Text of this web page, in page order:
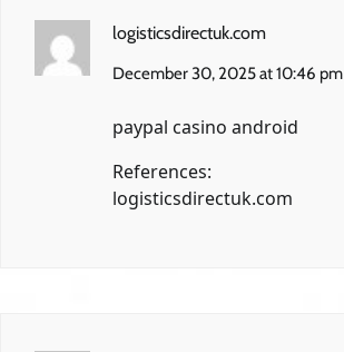
logisticsdirectuk.com
December 30, 2025 at 10:46 pm
paypal casino android
References:
logisticsdirectuk.com